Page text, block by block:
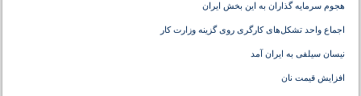
هجوم سرمایه گذاران به این بخش ایران
اجماع واحد تشکل‌های کارگری روی گزینه وزارت کار
نیسان سیلفی به ایران آمد
افزایش قیمت نان